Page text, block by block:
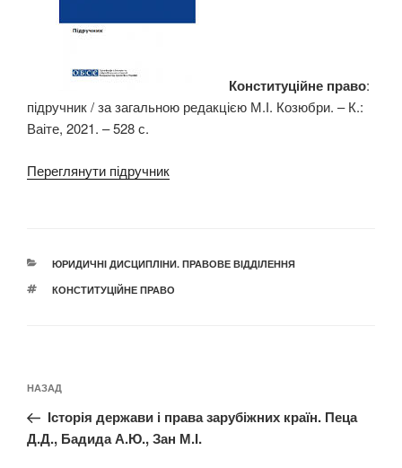
Конституційне право:
підручник / за загальною редакцією М.І. Козюбри. – К.:
Ваіте, 2021. – 528 с.
Переглянути підручник
КАТЕГОРІЇ
ЮРИДИЧНІ ДИСЦИПЛІНИ. ПРАВОВЕ ВІДДІЛЕННЯ
ПОЗНАЧКИ
КОНСТИТУЦІЙНЕ ПРАВО
записів
Попередній
запис:
НАЗАД
Історія держави і права зарубіжних країн. Пеца
Д.Д., Бадида А.Ю., Зан М.І.